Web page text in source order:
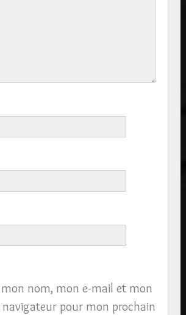
nom, mon e-mail et mon
navigateur pour mon prochain